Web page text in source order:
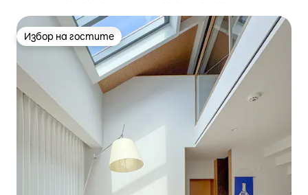
Избор на гостите
Избор на гостите